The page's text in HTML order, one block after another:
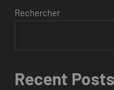
Rechercher
Recent Posts